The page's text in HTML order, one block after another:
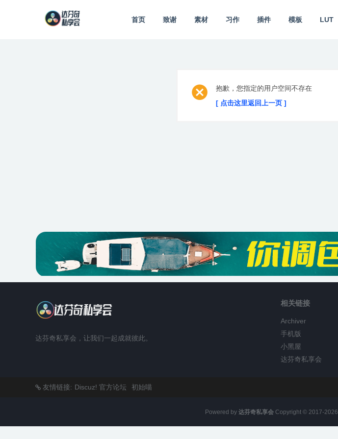
首页 致谢 素材 习作 插件 模板 LUT
抱歉，您指定的用户空间不存在
[ 点击这里返回上一页 ]
达芬奇私享会，让我们一起成就彼此。
相关链接
Archiver
手机版
小黑屋
达芬奇私享会
友情链接: Discuz! 官方论坛 初始喵
Powered by 达芬奇私享会Copyright © 2017-2026